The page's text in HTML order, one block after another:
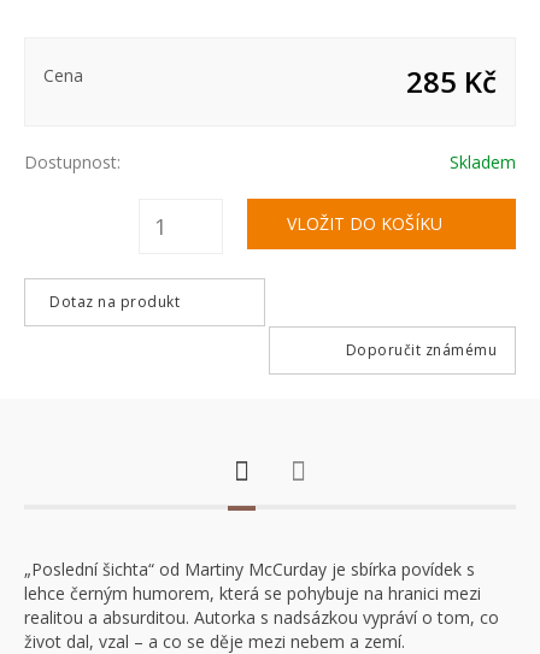
Cena 285 Kč
Dostupnost: Skladem
Dotaz na produkt
Doporučit známému
„Poslední šichta“ od Martiny McCurday je sbírka povídek s
lehce černým humorem, která se pohybuje na hranici mezi
realitou a absurditou. Autorka s nadsázkou vypráví o tom, co
život dal, vzal – a co se děje mezi nebem a zemí.